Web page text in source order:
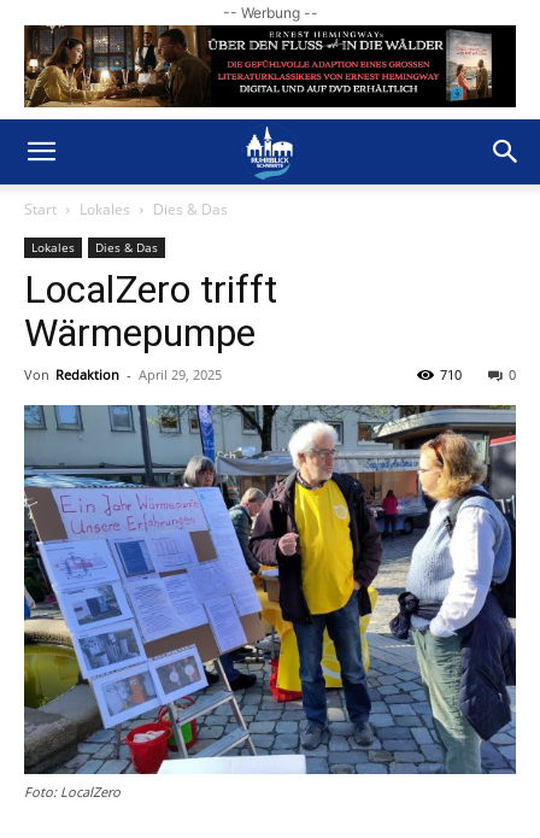
-- Werbung --
Start Lokales Dies & Das
Lokales Dies & Das
LocalZero trifft
Wärmepumpe
Von Redaktion - April 29, 2025 0
710
Foto: LocalZero